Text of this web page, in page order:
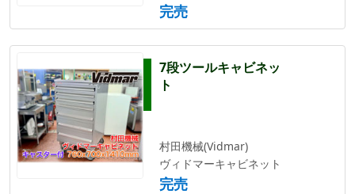
完売
7段ツールキャビネッ
ト
村田機械(Vidmar)
ヴィドマーキャビネット
完売